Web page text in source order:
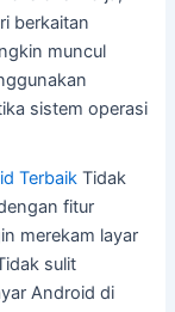
berkaitan
muncul
sistem operasi
Terbaik Tidak
fitur
merekam layar
sulit
Android di